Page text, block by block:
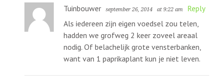
Tuinbouwer september 26, 2014 at 9:22 am
Reply
Als iedereen zijn eigen voedsel zou telen,
hadden we grofweg 2 keer zoveel areaal
nodig. Of belachelijk grote vensterbanken,
want van 1 paprikaplant kun je niet leven.